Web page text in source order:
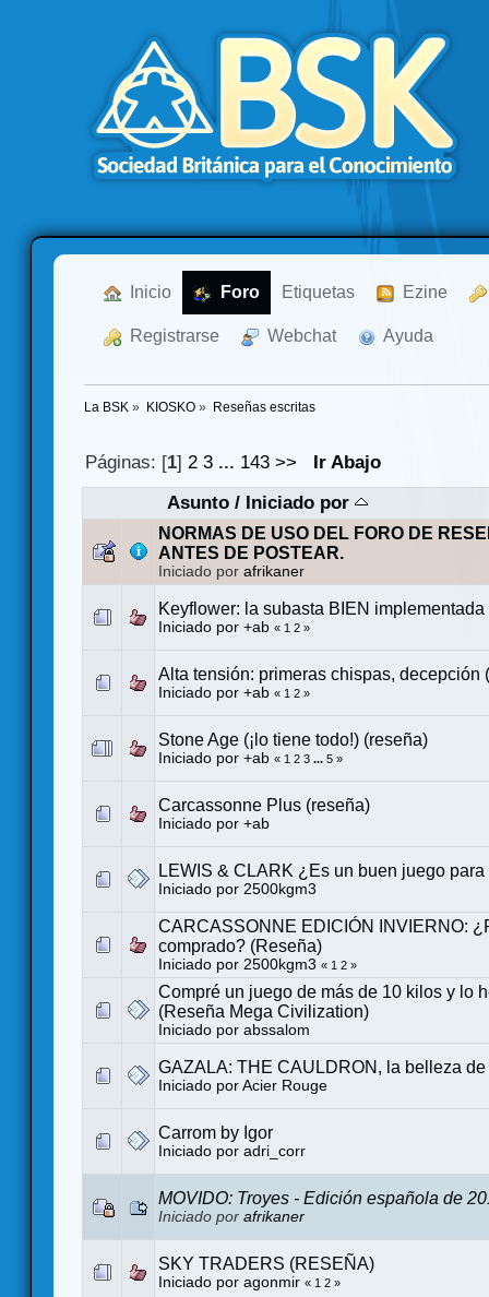
Inicio Foro Etiquetas Ezine
Registrarse Webchat Ayuda
La BSK » KIOSKO» Reseñas escritas
Páginas: [1]2 3 ... 143 >>
Ir Abajo
Asunto/ Iniciado por
NORMAS DE USO DEL FORO DE
ANTES DE POSTEAR.
Iniciado por afrikaner
Keyflower: la subasta BIEN
Iniciado por +ab « 1 2 »
Alta tensión: primeras chispas, decepción
Iniciado por +ab « 1 2 »
Stone Age (¡lo tiene todo!) (reseña)
Iniciado por +ab « 1 2 3 ... 5 »
Carcassonne Plus (reseña)
Iniciado por +ab
LEWIS & CLARK ¿Es un buen juego
Iniciado por 2500kgm3
CARCASSONNE EDICIÓN INVIERNO:
comprado? (Reseña)
Iniciado por 2500kgm3 « 1 2 »
Compré un juego de más de 10 kilos y lo
(Reseña Mega Civilization)
Iniciado por abssalom
GAZALA: THE CAULDRON, la belleza
Iniciado por Acier Rouge
Carrom by Igor
Iniciado por adri_corr
MOVIDO: Troyes - Edición española de
Iniciado por afrikaner
SKY TRADERS (RESEÑA)
Iniciado por agonmir « 1 2 »